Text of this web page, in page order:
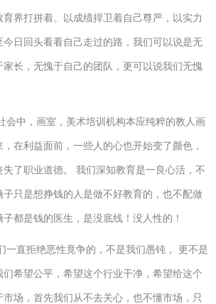
界打拼着。以成绩捍卫着自己尊严，以实力
日回头看看自己走过的路，我们可以说是无
长，无愧于自己的团队，更可以说我们无愧
会中，画室，美术培训机构本应纯粹的教人画
在利益面前，一些人的心也开始变了颜色，
了职业道德。 我们深知教育是一良心活，不
只是想挣钱的人是做不好教育的，也不配做
都是钱的医生，是没底线！没人性的！
一直拒绝恶性竟争的，不是我们愚钝， 更不是
希望公平，希望这个行业干净，希望给这个
场，首先我们从不去关心，也不懂市场，只